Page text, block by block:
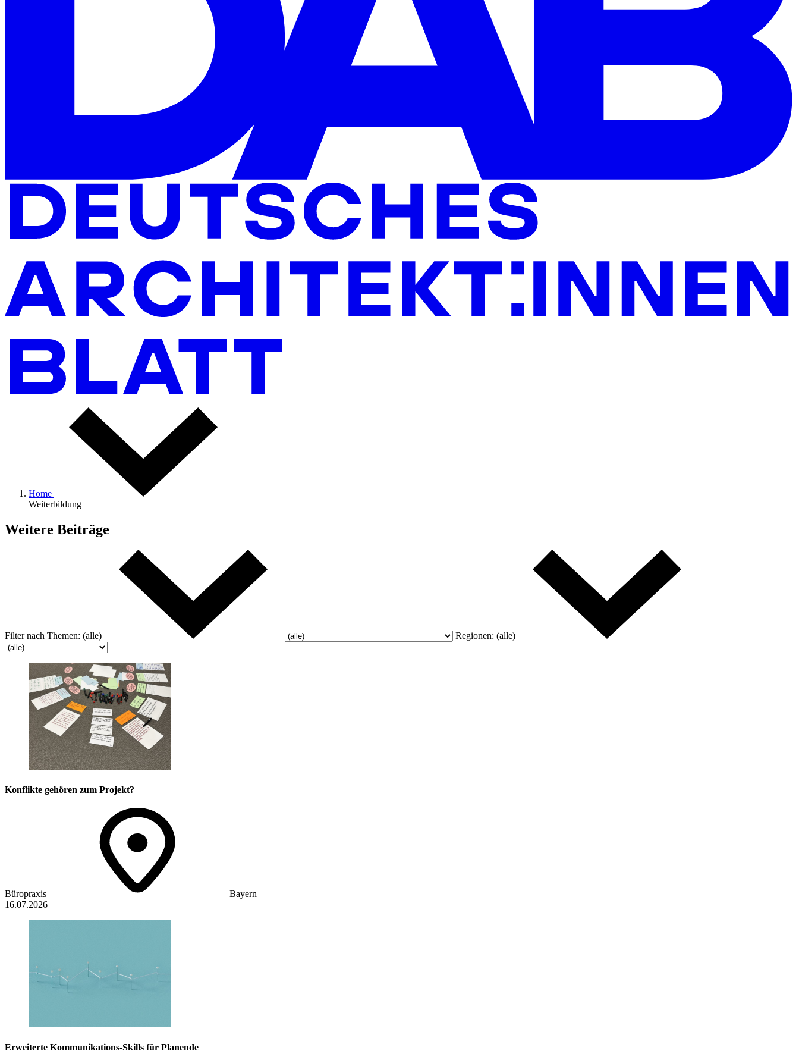
Home
Weiterbildung
Weitere Beiträge
Filter nach Themen: (alle) Regionen: (alle)
Konflikte gehören zum Projekt?
Büropraxis
Bayern
16.07.2026
Erweiterte Kommunikations-Skills für Planende